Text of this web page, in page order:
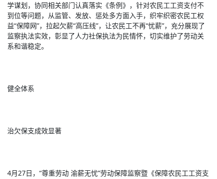
学谋划，协同相关部门认真落实《条例》，针对农民工工资支付不
到位等问题，从监管、发放、惩处多方面入手，织牢织密农民工权
益“保障网”，拉起欠薪“高压线”，让农民工不再“忧薪”，充分展现了
监察执法实效，彰显了人力社保执法为民情怀，切实维护了劳动关
系和谐稳定。
健全体系
治欠保支成效显著
4月27日，“尊重劳动 渝薪无忧”劳动保障监察暨《保障农民工工资支